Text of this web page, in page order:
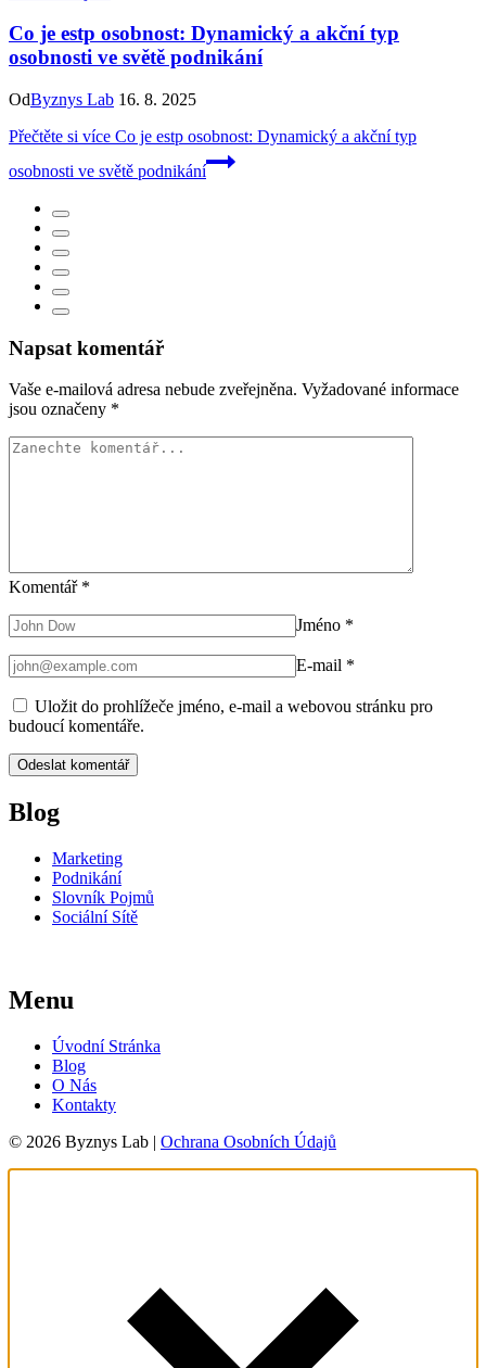
Co je estp osobnost: Dynamický a akční typ
osobnosti ve světě podnikání
OdByznys Lab 16. 8. 2025
Přečtěte si více Co je estp osobnost: Dynamický a akční typ
osobnosti ve světě podnikání
Napsat komentář
Vaše e-mailová adresa nebude zveřejněna. Vyžadované informace
jsou označeny *
Komentář *
Jméno *
E-mail *
Uložit do prohlížeče jméno, e-mail a webovou stránku pro
budoucí komentáře.
Blog
Marketing
Podnikání
Slovník Pojmů
Sociální Sítě
Menu
Úvodní Stránka
Blog
O Nás
Kontakty
© 2026 Byznys Lab | Ochrana Osobních Údajů